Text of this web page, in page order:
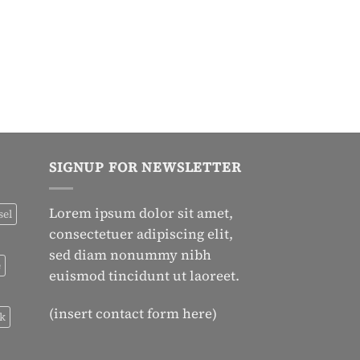
SIGNUP FOR NEWSLETTER
Lorem ipsum dolor sit amet,
consectetuer adipiscing elit,
sed diam nonummy nibh
euismod tincidunt ut laoreet.
(insert contact form here)